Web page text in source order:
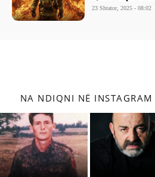
23 Shtator, 2025 - 08:02
NA NDIQNI NË INSTAGRAM